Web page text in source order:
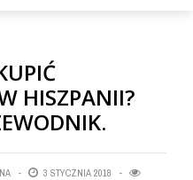
HISZPANII?
3 STYCZNIA 2018